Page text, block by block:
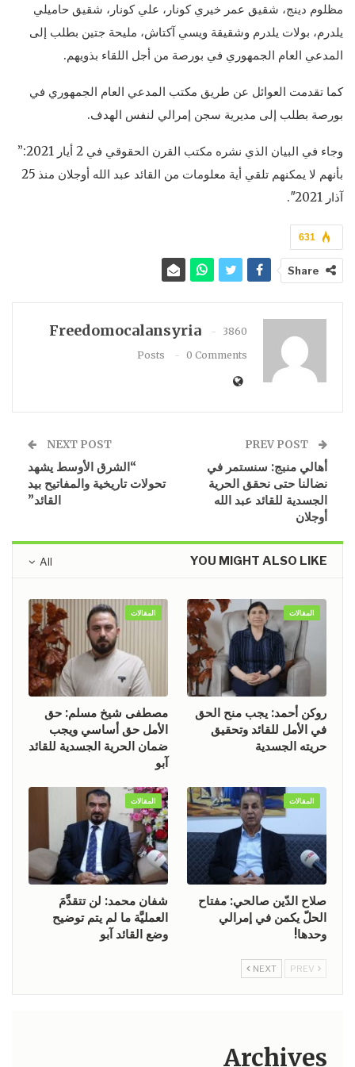
مظلوم دينج، شقيق عمر خيري كونار، علي كونار، شقيق حاميلي
يلدرم، بولات يلدرم وشقيقة ويسي آكتاش، مليحة جتين بطلب إلى
المدعي العام الجمهوري في بورصة من أجل اللقاء بذويهم.
كما تقدمت العوائل عن طريق مكتب المدعي العام الجمهوري في
بورصة بطلب إلى مديرية سجن إمرالي لنفس الهدف.
وجاء في البيان الذي نشره مكتب القرن الحقوقي في 2 أيار 2021:”
بأنهم لا يمكنهم تلقي أية معلومات من القائد عبد الله أوجلان منذ 25
آذار 2021″.
631
Share
Freedomocalansyria
3860
Posts
0 Comments
أهالي منبج: سنستمر في
نضالنا حتى نحقق الحرية
الجسدية للقائد عبد الله
أوجلان
NEXT POST
“الشرق الأوسط يشهد
تحولات تاريخية والمفاتيح بيد
القائد”
All YOU MIGHT ALSO LIKE
المقالات
روكن أحمد: يجب منح الحق
في الأمل للقائد وتحقيق
حريته الجسدية
المقالات
مصطفى شيخ مسلم: حق
الأمل حق أساسي ويجب
ضمان الحرية الجسدية للقائد
آبو
المقالات
صلاح الدّين صالحي: مفتاح
الحلّ يكمن في إمرالي
وحدها!
المقالات
شفان محمد: لن تتقدَّمَ
العمليَّة ما لم يتم توضيح
وضع القائد آبو
NEXT
Archives